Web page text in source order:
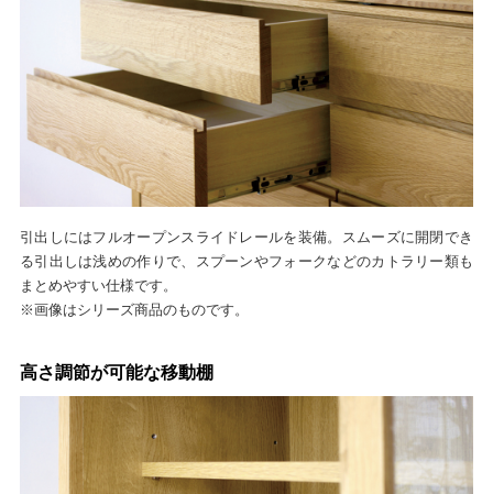
引出しにはフルオープンスライドレールを装備。スムーズに開閉でき
る引出しは浅めの作りで、スプーンやフォークなどのカトラリー類も
まとめやすい仕様です。
※画像はシリーズ商品のものです。
高さ調節が可能な移動棚